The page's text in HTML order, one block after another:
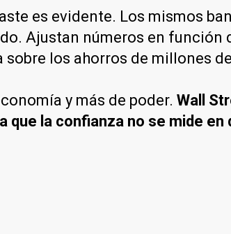
es evidente. Los mismos
Ajustan números en función
los ahorros de millones
y más de poder. Wall
la confianza no se mide